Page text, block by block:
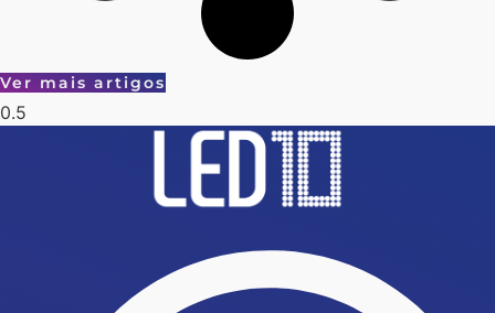
Ver mais artigos